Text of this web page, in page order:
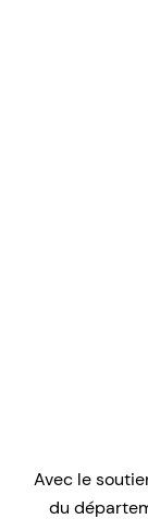
Avec le
du